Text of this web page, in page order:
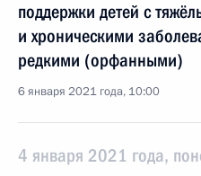
поддержки детей с
и хроническими
редкими (орфанными)
6 января 2021 года, 10:00
4 января 2021 года,